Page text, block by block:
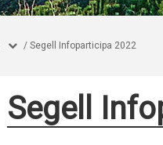
/ Segell Infoparticipa 2022
Segell